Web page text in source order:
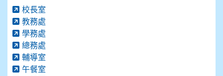
校長室
教務處
學務處
總務處
輔導室
午餐室